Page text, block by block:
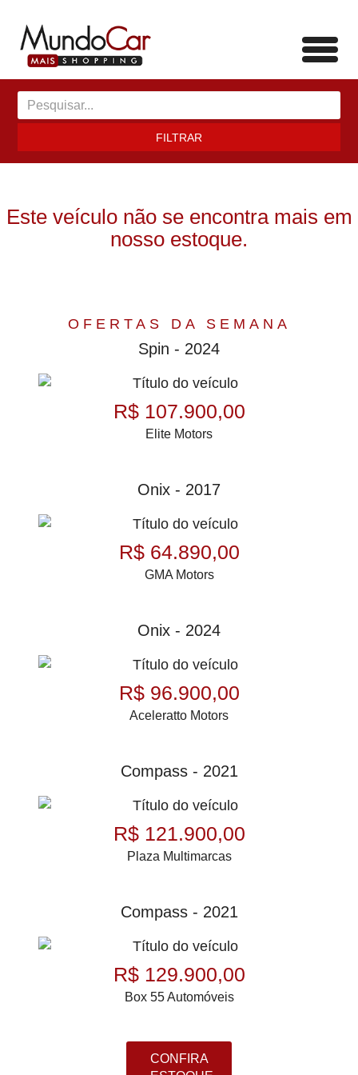
FILTRAR
Este veículo não se encontra mais em
nosso estoque.
OFERTAS DA SEMANA
Spin - 2024
R$ 107.900,00
Elite Motors
Onix - 2017
R$ 64.890,00
GMA Motors
Onix - 2024
R$ 96.900,00
Aceleratto Motors
Compass - 2021
R$ 121.900,00
Plaza Multimarcas
Compass - 2021
R$ 129.900,00
Box 55 Automóveis
CONFIRA